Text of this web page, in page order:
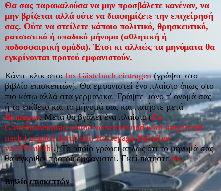
Θα σας παρακαλούσα να μην προσβάλετε κανέναν, να
μην βρίζεται αλλά ούτε να διαφημίζετε την επιχείρησή
σας. Ούτε να στείλετε κάποιο πολιτικό, θρησκευτικό,
ρατσιστικό ή οπαδικό μήνυμα (αθλητική ή
ποδοσφαιρική ομάδα). Έτσι κι αλλιώς τα μηνύματα θα
εγκρίνονται προτού εμφανιστούν.
Κάντε κλικ στο:Ins Gästebuch eintragen(γράψτε στο
βιβλίο επισκεπτών). Θα εμφανιστεί ένα πλαίσιο όπως στο
πιο κάτω αλλά στα γερμανικά. Γράψτε μόνο τ' όνομά σας
ή το επίθετο και το μήνυμά σας και πατήστε μετά
Eintragen. Μετά θα βγάλει ένα πλαίσιο (Ihr
Gästebucheintrag wurde versendet und wird umgehend
nach Freigabe durch den Homepage-Betreiber
veröffentlicht.)Το οποίο γράφει απλώς ότι το μήνυμά σας
θα εγκριθεί προτού εμφανιστεί. Εκεί πατήστεοκ.
Βιβλίο επισκεπτών